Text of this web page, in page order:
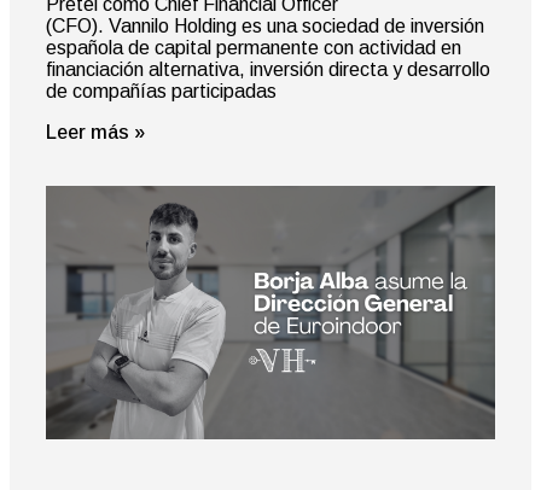
Pretel como Chief Financial Officer
(CFO). Vannilo Holding es una sociedad de inversión
española de capital permanente con actividad en
financiación alternativa, inversión directa y desarrollo
de compañías participadas
Leer más »